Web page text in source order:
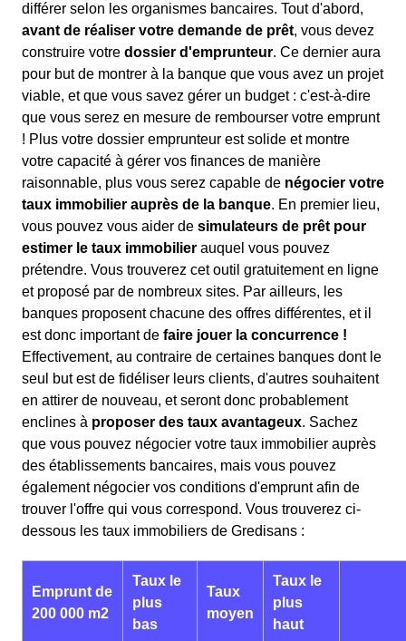
différer selon les organismes bancaires. Tout d'abord,
avant de réaliser votre demande de prêt, vous devez
construire votre dossier d'emprunteur. Ce dernier aura
pour but de montrer à la banque que vous avez un projet
viable, et que vous savez gérer un budget : c'est-à-dire
que vous serez en mesure de rembourser votre emprunt
! Plus votre dossier emprunteur est solide et montre
votre capacité à gérer vos finances de manière
raisonnable, plus vous serez capable de négocier votre
taux immobilier auprès de la banque. En premier lieu,
vous pouvez vous aider de simulateurs de prêt pour
estimer le taux immobilier auquel vous pouvez
prétendre. Vous trouverez cet outil gratuitement en ligne
et proposé par de nombreux sites. Par ailleurs, les
banques proposent chacune des offres différentes, et il
est donc important de faire jouer la concurrence !
Effectivement, au contraire de certaines banques dont le
seul but est de fidéliser leurs clients, d'autres souhaitent
en attirer de nouveau, et seront donc probablement
enclines à proposer des taux avantageux. Sachez
que vous pouvez négocier votre taux immobilier auprès
des établissements bancaires, mais vous pouvez
également négocier vos conditions d'emprunt afin de
trouver l'offre qui vous correspond. Vous trouverez ci-
dessous les taux immobiliers de Gredisans :
Emprunt de
200 000 m2
Taux le
plus
bas
Taux
moyen
Taux le
plus
haut